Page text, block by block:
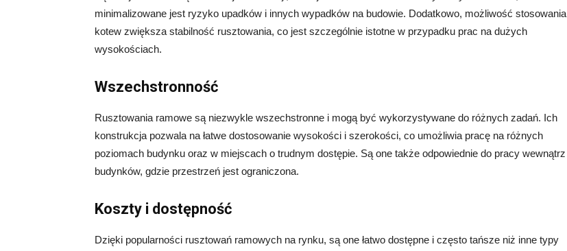
minimalizowane jest ryzyko upadków i innych wypadków na budowie. Dodatkowo, możliwość stosowania
kotew zwiększa stabilność rusztowania, co jest szczególnie istotne w przypadku prac na dużych
wysokościach.
Wszechstronność
Rusztowania ramowe są niezwykle wszechstronne i mogą być wykorzystywane do różnych zadań. Ich
konstrukcja pozwala na łatwe dostosowanie wysokości i szerokości, co umożliwia pracę na różnych
poziomach budynku oraz w miejscach o trudnym dostępie. Są one także odpowiednie do pracy wewnątrz
budynków, gdzie przestrzeń jest ograniczona.
Koszty i dostępność
Dzięki popularności rusztowań ramowych na rynku, są one łatwo dostępne i często tańsze niż inne typy